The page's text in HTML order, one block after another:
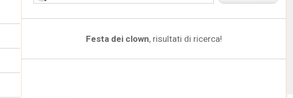
Festa dei clown, risultati di ricerca!